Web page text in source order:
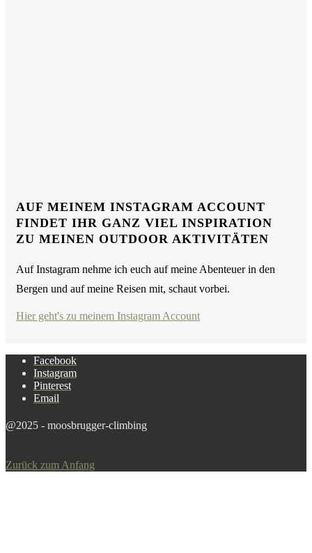
AUF MEINEM INSTAGRAM ACCOUNT
FINDET IHR GANZ VIEL INSPIRATION
ZU MEINEN OUTDOOR AKTIVITÄTEN
Auf Instagram nehme ich euch auf meine Abenteuer in den
Bergen und auf meine Reisen mit, schaut vorbei.
Hier geht's zu meinem Instagram Account
Facebook
Instagram
Pinterest
Email
@2025 - moosbrugger-climbing
Zurück zum Anfang